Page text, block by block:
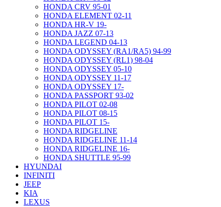
HONDA CRV 95-01
HONDA ELEMENT 02-11
HONDA HR-V 19-
HONDA JAZZ 07-13
HONDA LEGEND 04-13
HONDA ODYSSEY (RA1/RA5) 94-99
HONDA ODYSSEY (RL1) 98-04
HONDA ODYSSEY 05-10
HONDA ODYSSEY 11-17
HONDA ODYSSEY 17-
HONDA PASSPORT 93-02
HONDA PILOT 02-08
HONDA PILOT 08-15
HONDA PILOT 15-
HONDA RIDGELINE
HONDA RIDGELINE 11-14
HONDA RIDGELINE 16-
HONDA SHUTTLE 95-99
HYUNDAI
INFINITI
JEEP
KIA
LEXUS